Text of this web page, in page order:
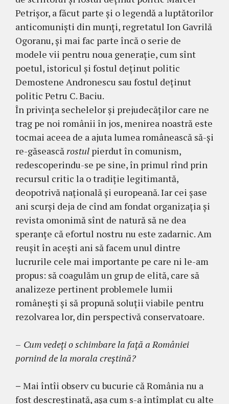
Petrişor, a făcut parte şi o legendă a luptătorilor
anticomunişti din munţi, regretatul Ion Gavrilă
Ogoranu, şi mai fac parte încă o serie de
modele vii pentru noua generaţie, cum sînt
poetul, istoricul şi fostul deţinut politic
Demostene Andronescu sau fostul deţinut
politic Petru C. Baciu.
În privinţa sechelelor şi prejudecăţilor care ne
trag pe noi românii în jos, menirea noastră este
tocmai aceea de a ajuta lumea românească să-şi
re-găsească rostul pierdut în comunism,
redescoperindu-se pe sine, în primul rînd prin
recursul critic la o tradiţie legitimantă,
deopotrivă naţională şi europeană. Iar cei şase
ani scurşi deja de cînd am fondat organizaţia şi
revista omonimă sînt de natură să ne dea
speranţe că efortul nostru nu este zadarnic. Am
reuşit în aceşti ani să facem unul dintre
lucrurile cele mai importante pe care ni le-am
propus: să coagulăm un grup de elită, care să
analizeze pertinent problemele lumii
româneşti şi să propună soluţii viabile pentru
rezolvarea lor, din perspectivă conservatoare.
– Cum vedeţi o schimbare la faţă a României
pornind de la morala creştină?
– Mai întîi observ cu bucurie că România nu a
fost descreştinată, aşa cum s-a întîmplat cu alte